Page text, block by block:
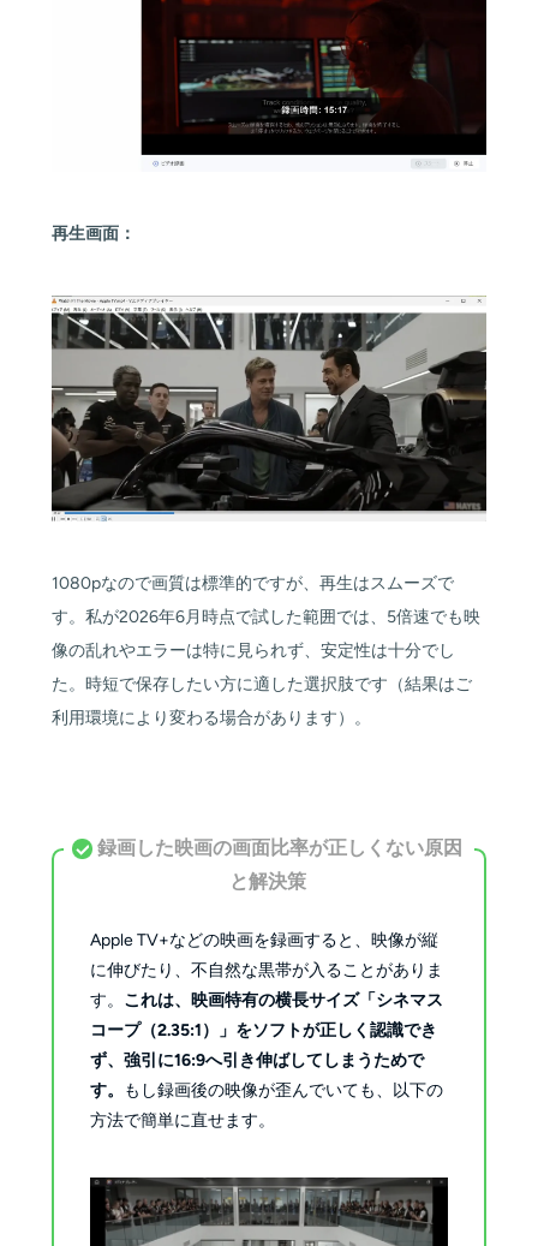
再生画面：
1080pなので画質は標準的ですが、再生はスムーズで
す。私が2026年6月時点で試した範囲では、5倍速でも映
像の乱れやエラーは特に見られず、安定性は十分でし
た。時短で保存したい方に適した選択肢です（結果はご
利用環境により変わる場合があります）。
録画した映画の画面比率が正しくない原因
と解決策
Apple TV+などの映画を録画すると、映像が縦
に伸びたり、不自然な黒帯が入ることがありま
す。 これは、映画特有の横長サイズ「シネマス
コープ（2.35:1）」をソフトが正しく認識でき
ず、強引に16:9へ引き伸ばしてしまうためで
す。
もし録画後の映像が歪んでいても、以下の
方法で簡単に直せます。